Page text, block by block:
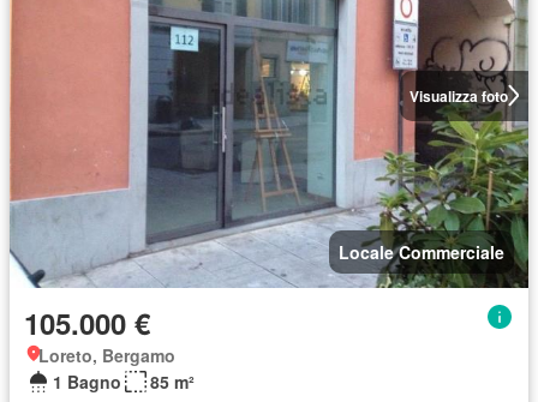
Visualizza foto
Locale Commerciale
105.000 €
Loreto, Bergamo
1 Bagno
85 m²